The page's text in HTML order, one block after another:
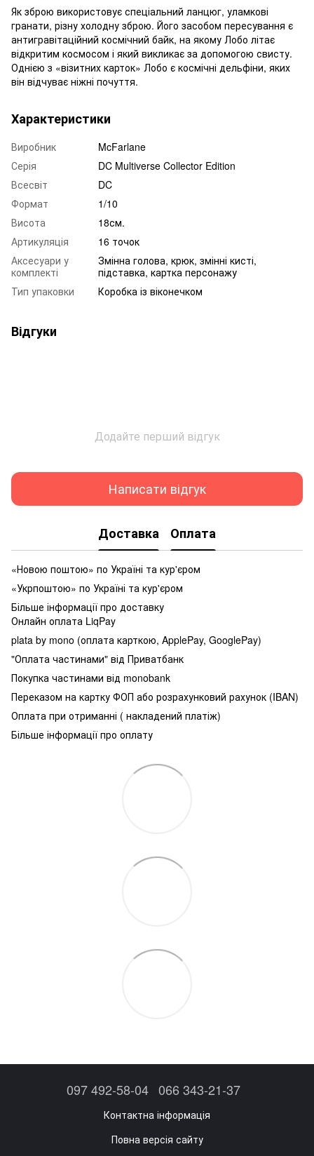
Як зброю використовує спеціальний ланцюг, уламкові
гранати, різну холодну зброю. Його засобом пересування є
антигравітаційний космічний байк, на якому Лобо літає
відкритим космосом і який викликає за допомогою свисту.
Однією з «візитних карток» Лобо є космічні дельфіни, яких
він відчуває ніжні почуття.
Характеристики
Виробник
McFarlane
Серія
DC Multiverse Collector Edition
Всесвіт
DC
Формат
1/10
Висота
18см.
Артикуляція
16 точок
Аксесуари у
комплекті
Змінна голова, крюк, змінні кисті,
підставка, картка персонажу
Тип упаковки
Коробка із віконечком
Відгуки
Додайте перший відгук
Написати відгук
Доставка Оплата
«Новою поштою» по Україні та кур'єром
«Укрпоштою» по Україні та кур'єром
Більше інформації про доставку
Онлайн оплата LiqPay
plata by mono (оплата карткою, ApplePay, GooglePay)
"Оплата частинами" від Приватбанк
Покупка частинами від monobank
Переказом на картку ФОП або розрахунковий рахунок (IBAN)
Оплата при отриманні ( накладений платіж)
Більше інформації про оплату
097 492-58-04 066 343-21-37
Контактна інформація
Повна версія сайту